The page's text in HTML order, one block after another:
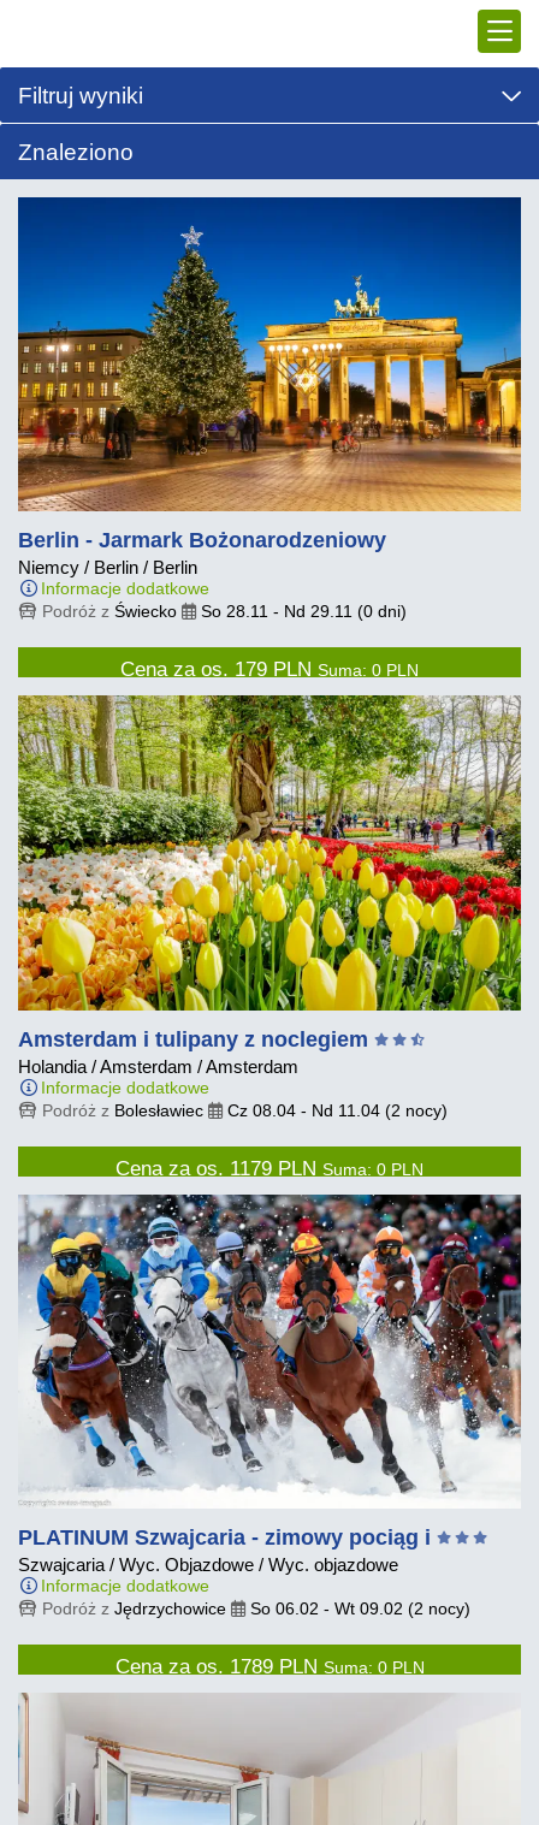
Filtruj wyniki
Znaleziono
Berlin - Jarmark Bożonarodzeniowy
Niemcy / Berlin / Berlin
Informacje dodatkowe
Podróż z Świecko So 28.11 - Nd 29.11 (0 dni)
Cena za os. 179 PLN Suma: 0 PLN
Amsterdam i tulipany z noclegiem
Holandia /Amsterdam /Amsterdam
Informacje dodatkowe
Podróż z Bolesławiec Cz 08.04 - Nd 11.04 (2 nocy)
Cena za os. 1179 PLN Suma: 0 PLN
PLATINUM Szwajcaria - zimowy pociąg i
Szwajcaria / Wyc. Objazdowe / Wyc. objazdowe
Informacje dodatkowe
Podróż z Jędrzychowice So 06.02 - Wt 09.02 (2 nocy)
Cena za os. 1789 PLN Suma: 0 PLN